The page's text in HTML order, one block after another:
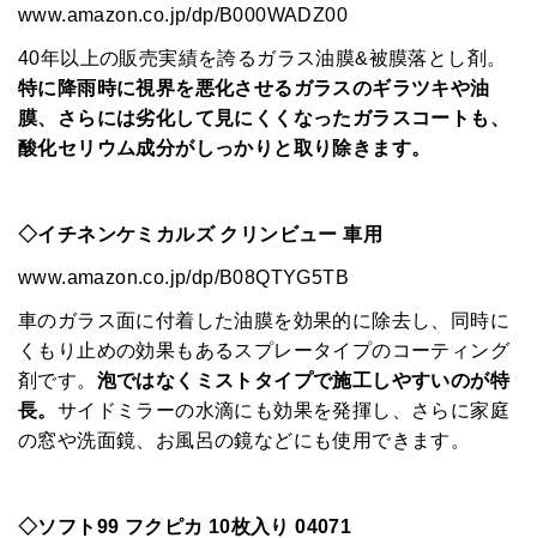
www.amazon.co.jp/dp/B000WADZ00
40年以上の販売実績を誇るガラス油膜&被膜落とし剤。
特に降雨時に視界を悪化させるガラスのギラツキや油
膜、さらには劣化して見にくくなったガラスコートも、
酸化セリウム成分がしっかりと取り除きます。
◇イチネンケミカルズ クリンビュー 車用
www.amazon.co.jp/dp/B08QTYG5TB
車のガラス面に付着した油膜を効果的に除去し、同時に
くもり止めの効果もあるスプレータイプのコーティング
剤です。 泡ではなくミストタイプで施工しやすいのが特
長。 サイドミラーの水滴にも効果を発揮し、さらに家庭
の窓や洗面鏡、お風呂の鏡などにも使用できます。
◇ソフト99 フクピカ 10枚入り 04071